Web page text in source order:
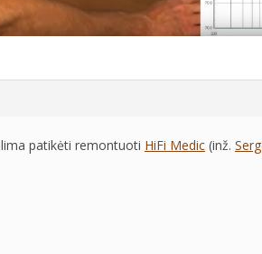
patikėti remontuoti HiFi Medic (inž.